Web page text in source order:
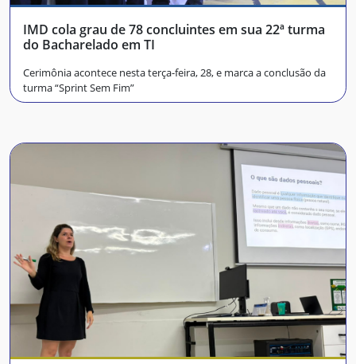
IMD cola grau de 78 concluintes em sua 22ª turma
do Bacharelado em TI
Cerimônia acontece nesta terça-feira, 28, e marca a conclusão da
turma “Sprint Sem Fim”